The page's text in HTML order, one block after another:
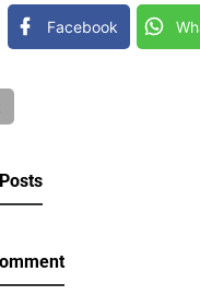
Facebook